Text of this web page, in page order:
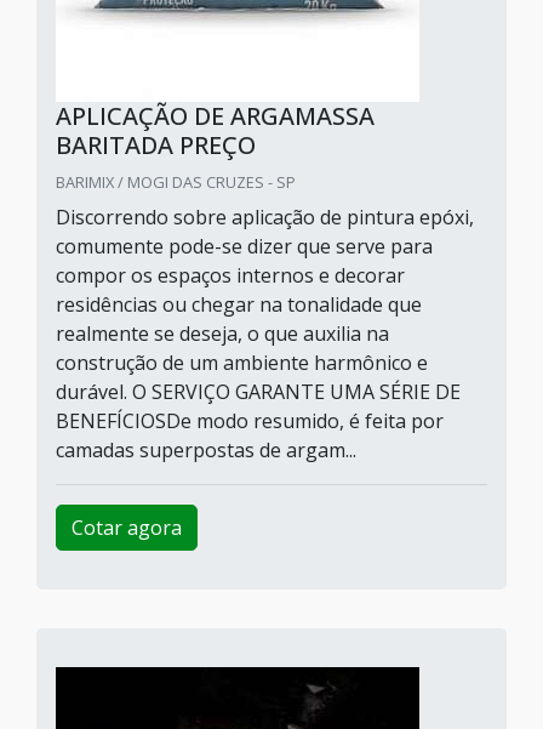
APLICAÇÃO DE ARGAMASSA
BARITADA PREÇO
BARIMIX / MOGI DAS CRUZES - SP
Discorrendo sobre aplicação de pintura epóxi,
comumente pode-se dizer que serve para
compor os espaços internos e decorar
residências ou chegar na tonalidade que
realmente se deseja, o que auxilia na
construção de um ambiente harmônico e
durável. O SERVIÇO GARANTE UMA SÉRIE DE
BENEFÍCIOSDe modo resumido, é feita por
camadas superpostas de argam...
Cotar agora